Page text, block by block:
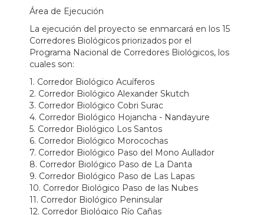
Área de Ejecución
La ejecución del proyecto se enmarcará en los 15
Corredores Biológicos priorizados por el
Programa Nacional de Corredores Biológicos, los
cuales son:
1. Corredor Biológico Acuíferos
2. Corredor Biológico Alexander Skutch
3. Corredor Biológico Cobri Surac
4. Corredor Biológico Hojancha - Nandayure
5. Corredor Biológico Los Santos
6. Corredor Biológico Morocochas
7. Corredor Biológico Paso del Mono Aullador
8. Corredor Biológico Paso de La Danta
9. Corredor Biológico Paso de Las Lapas
10. Corredor Biológico Paso de las Nubes
11. Corredor Biológico Peninsular
12. Corredor Biológico Río Cañas